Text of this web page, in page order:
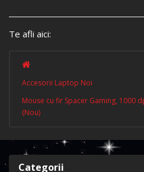
Te afli aici:
Accesorii Laptop Noi
Mouse cu fir Spacer Gaming, 1000
(Nou)
Categorii